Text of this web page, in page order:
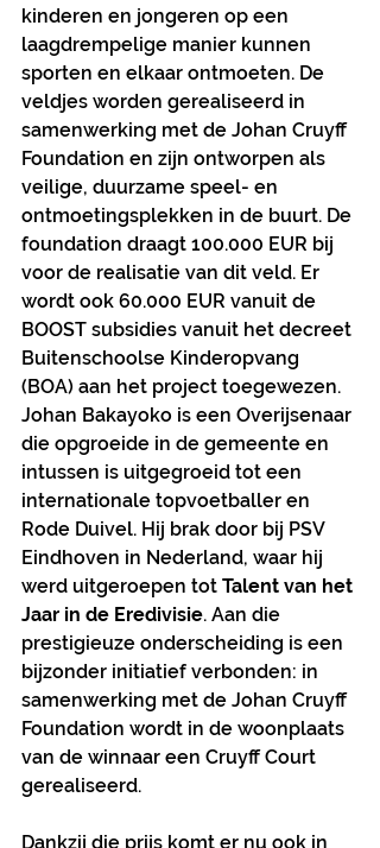
kinderen en jongeren op een
laagdrempelige manier kunnen
sporten en elkaar ontmoeten. De
veldjes worden gerealiseerd in
samenwerking met de Johan Cruyff
Foundation en zijn ontworpen als
veilige, duurzame speel- en
ontmoetingsplekken in de buurt. De
foundation draagt 100.000 EUR bij
voor de realisatie van dit veld. Er
wordt ook 60.000 EUR vanuit de
BOOST subsidies vanuit het decreet
Buitenschoolse Kinderopvang
(BOA) aan het project toegewezen.
Johan Bakayoko is een Overijsenaar
die opgroeide in de gemeente en
intussen is uitgegroeid tot een
internationale topvoetballer en
Rode Duivel. Hij brak door bij PSV
Eindhoven in Nederland, waar hij
werd uitgeroepen tot Talent van het
Jaar in de Eredivisie. Aan die
prestigieuze onderscheiding is een
bijzonder initiatief verbonden: in
samenwerking met de Johan Cruyff
Foundation wordt in de woonplaats
van de winnaar een Cruyff Court
gerealiseerd.
Dankzij die prijs komt er nu ook in